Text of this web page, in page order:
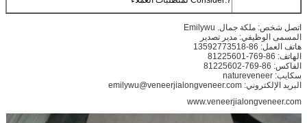
اتصل شخص: ملكة جمال. Emilywu
المسمى الوظيفي: مدير تصدير
هاتف العمل: 86-13592773518
الهاتف: 86-769-81225601
الفاكس: 86-769-81225602
سكايب: natureveneer
البريد الإلكتروني: emilywu@veneerjialongveneer.com
www.veneerjialongveneer.com